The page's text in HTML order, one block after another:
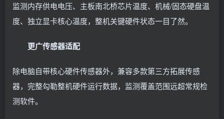
监测内存供电电压、主板南北桥芯片温度、机械/固态硬盘温
度、独立显卡核心温度，整机关键硬件状态一目了然。
更广传感器适配
除电脑自带核心硬件传感器外，兼容多款第三方拓展传感
器，完整勾勒整机硬件运行数据，监测覆盖范围远超常规检
测软件。